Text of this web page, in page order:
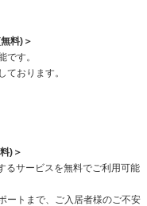
料)＞
です。
ております。
)＞
るサービスを無料でご利用可能
ートまで、ご入居者様のご不安